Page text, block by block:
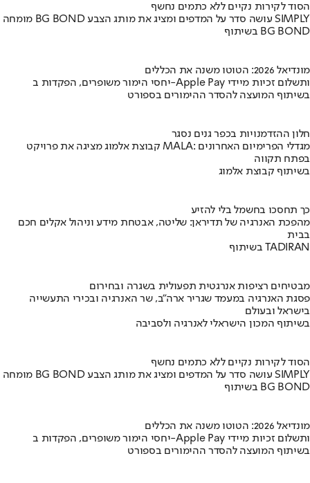
הסוד לקירות נקיים ללא כתמים נחשף
מומחה BG BOND עושה סדר על המדפים ומציג את מותג הצבע SIMPLY
בשיתוף BG BOND
מונדיאל 2026: הטוטו משנה את הכללים
יחסי הימור משופרים, הפקדות ב-Apple Pay ותשלום זכיות מיידי
בשיתוף המועצה להסדר ההימורים בספורט
חלון ההזדמנויות בכפר גנים נסגר
קבוצת אלמוג מציגה את פרויקט MALA: מגדלי הפרימיום האחרונים
בפתח תקווה
בשיתוף קבוצת אלמוג
כך תחסכו בחשמל בלי להזיע
מהפכת האנרגיה של תדיראן: שליטה, אבטחת מידע וניהול אקלים חכם
בבית
בשיתוף TADIRAN
מבטיחים רציפות אנרגטית תפעולית בשגרה ובחירום
פסגת האנרגיה במעמד שגריר ארה"ב, שר האנרגיה ובכירי התעשייה
בישראל ובעולם
בשיתוף המכון הישראלי לאנרגיה ולסביבה
הסוד לקירות נקיים ללא כתמים נחשף
מומחה BG BOND עושה סדר על המדפים ומציג את מותג הצבע SIMPLY
בשיתוף BG BOND
מונדיאל 2026: הטוטו משנה את הכללים
יחסי הימור משופרים, הפקדות ב-Apple Pay ותשלום זכיות מיידי
בשיתוף המועצה להסדר ההימורים בספורט